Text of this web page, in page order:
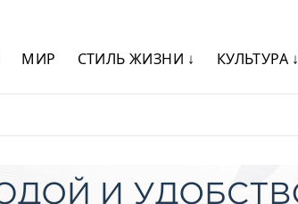
МИР СТИЛЬ ЖИЗНИ ↓ КУЛЬТУРА ↓